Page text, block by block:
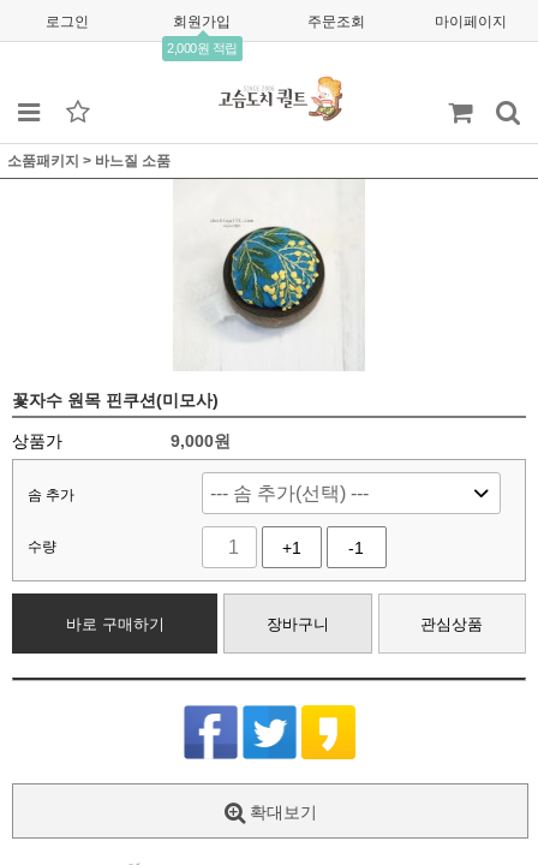
로그인 회원가입
2,000원 적립
주문조회 마이페이지
소품패키지 > 바느질 소품
꽃자수 원목 핀쿠션(미모사)
상품가 9,000원
솜 추가
수량 +1 -1
바로 구매하기 장바구니 관심상품
확대보기